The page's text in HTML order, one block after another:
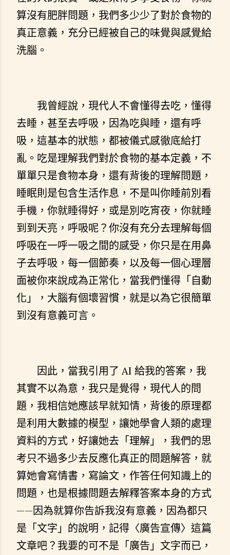
算沒有肥胖問題，我們多少少了對於食物的
真正意義，充分已經被自己的味覺與感覺給
洗腦。
我曾經說，現代人不會懂得去吃，懂得
去睡，甚至去呼吸，因為吃與睡，還有呼
吸，這基本的狀態，都被儀式感徹底給打
亂。吃是理解我們對於食物的基本定義，不
單單只是食物本身，還有背後的理解問題，
睡眠則是包含生活作息，不是叫你睡前別看
手機，你就睡得好，或是別吃宵夜，你就睡
到到天亮，呼吸呢？你沒有充分去理解每個
呼吸在一呼一吸之間的感受，你只是在用鼻
子去呼吸，每一個節奏，以及每一個心理層
面被你來說成為正常化，當我們懂得「自動
化」，大腦有個壞習慣，就是以為它很簡單
到沒有意義可言。
因此，當我引用了 AI 給我的答案，我
其實不以為意，我只是覺得，現代人的問
題，我相信她應該早就知情，背後的原理都
是利用大數據的模型，讓她學會人類的處理
資料的方式，好讓她去「理解」，我們的思
考只不過多少去反應化真正的問題解答，就
算她會寫情書，寫論文，作答任何知識上的
問題，也是根據問題去解釋答案本身的方式
——因為就算你告訴我沒有意義，因為都只
是「文字」的說明，記得〈廣告宣傳〉這篇
文章吧？我要的可不是「廣告」文字而已，